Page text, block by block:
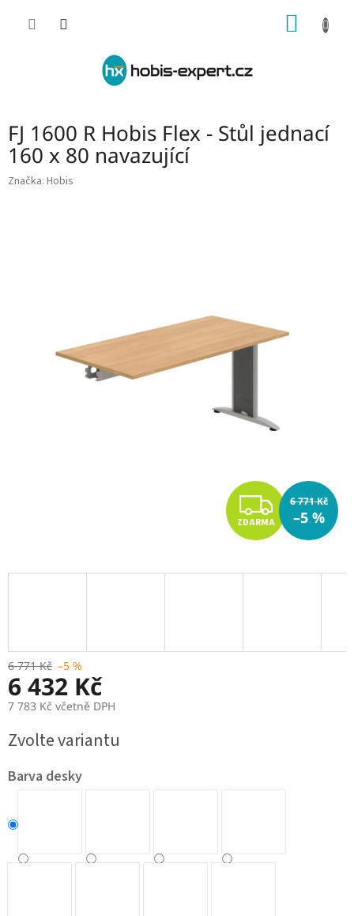
FJ 1600 R Hobis Flex - Stůl jednací
160 x 80 navazující
Značka: Hobis
Z
D
A
ZDARMA
6 771 Kč
–5 %
6 771 Kč –5 %
6 432 Kč
7 783 Kč včetně DPH
cena:
Zvolte variantu
Barva desky